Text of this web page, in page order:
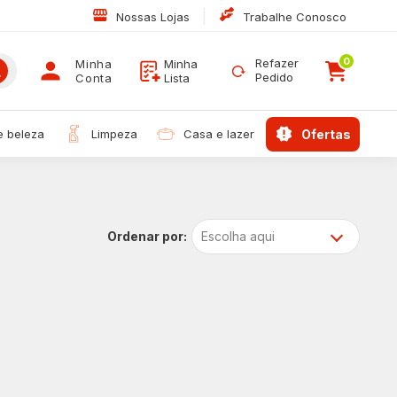
Nossas Lojas Trabalhe Conosco
Minha
Conta
Minha
Lista
Refazer
Pedido
0
beleza limpeza casa e lazer ofertas
Escolha aqui